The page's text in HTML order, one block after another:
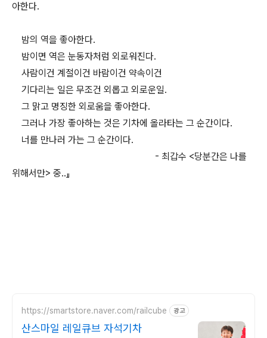
아한다.
밤의 역을 좋아한다.
밤이면 역은 눈동자처럼 외로워진다.
사람이건 계절이건 바람이건 약속이건
기다리는 일은 무조건 외롭고 외로운일.
그 맑고 명징한 외로움을 좋아한다.
그러나 가장 좋아하는 것은 기차에 올라타는 그 순간이다.
너를 만나러 가는 그 순간이다.
- 최갑수 <당분간은 나를
위해서만> 중..』
https://smartstore.naver.com/railcube 광고
산스마일 레일큐브 자석기차